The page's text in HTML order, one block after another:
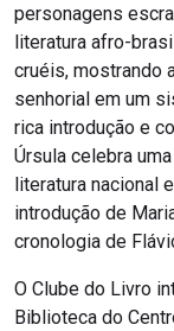
personagens
literatura afro-
cruéis, mostrando
senhorial em um
rica introdução e
Úrsula celebra
literatura nacional
introdução de
cronologia de
O Clube do Livro
Biblioteca do